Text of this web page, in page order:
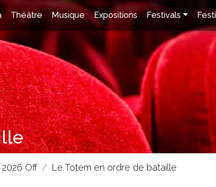
Théâtre Musique Expositions Festivals
Off Le Totem en ordre de bataille